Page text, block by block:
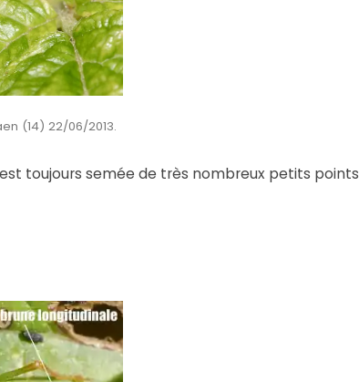
(14) 22/06/2013.
toujours semée de très nombreux petits points